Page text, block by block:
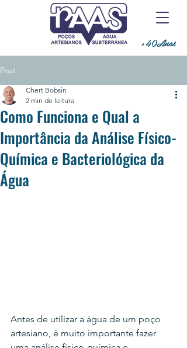
+40Anos
Post
Como Funciona e Qual a
Importância da Análise Físico-
Química e Bacteriológica da
Água
Chert Bobsin
2 min de leitura
Antes de utilizar a água de um poço
artesiano, é muito importante fazer